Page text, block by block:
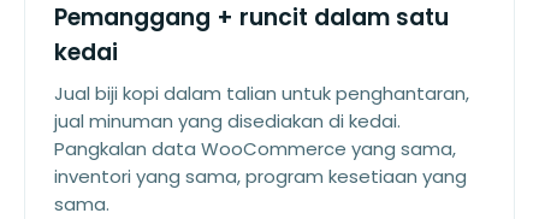
Pemanggang + runcit dalam satu
kedai
Jual biji kopi dalam talian untuk penghantaran,
jual minuman yang disediakan di kedai.
Pangkalan data WooCommerce yang sama,
inventori yang sama, program kesetiaan yang
sama.